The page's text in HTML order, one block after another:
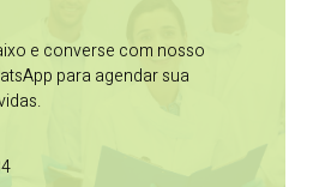
e converse com nosso
para agendar sua